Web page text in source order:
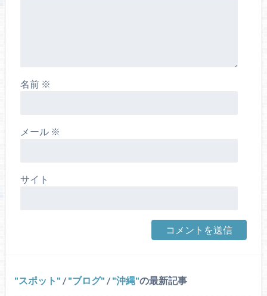
名前 ※
メール ※
サイト
スポット / ブログ / 沖縄 の最新記事